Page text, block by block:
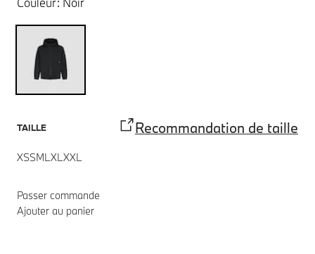
TAILLE Recommandation de taille
XSSMLXLXXL
Passer commande
Ajouter au panier